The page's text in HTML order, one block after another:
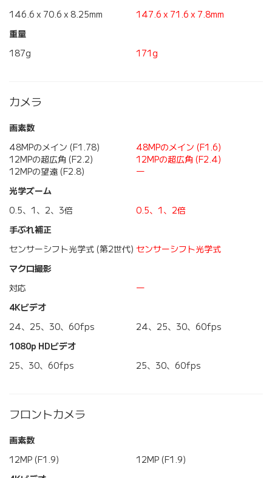
146.6 x 70.6 x 8.25mm
147.6 x 71.6 x 7.8mm
重量
187g
171g
カメラ
画素数
48MPのメイン (F1.78)
12MPの超広角 (F2.2)
12MPの望遠 (F2.8)
48MPのメイン (F1.6)
12MPの超広角 (F2.4)
―
光学ズーム
0.5、1、2、3倍
0.5、1、2倍
手ぶれ補正
センサーシフト光学式 (第2世代) センサーシフト光学式
マクロ撮影
対応
―
4Kビデオ
24、25、30、60fps
24、25、30、60fps
1080p HDビデオ
25、30、60fps
25、30、60fps
フロントカメラ
画素数
12MP (F1.9)
12MP (F1.9)